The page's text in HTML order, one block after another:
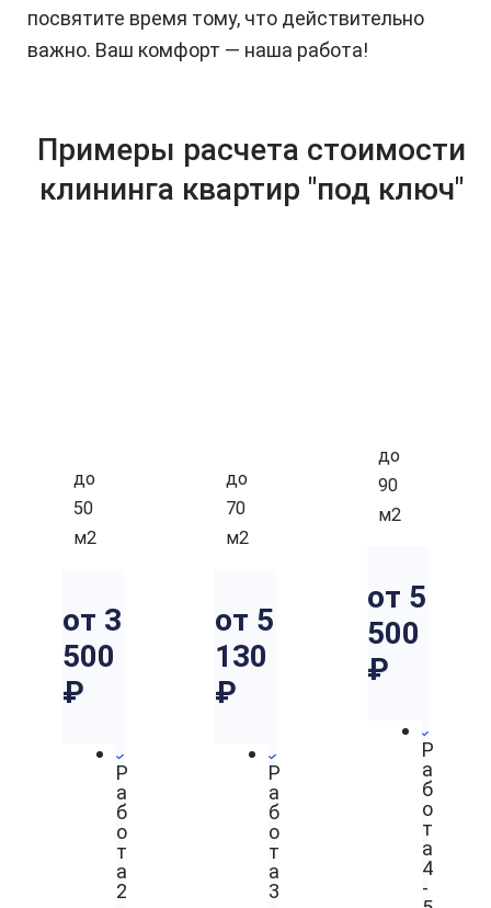
посвятите время тому, что действительно
важно. Ваш комфорт — наша работа!
Примеры расчета стоимости
клининга квартир "под ключ"
до
50
м2
от 3
500
₽
Р
а
б
о
т
а
2
до
70
м2
от 5
130
₽
Р
а
б
о
т
а
3
до
90
м2
от 5
500
₽
Р
а
б
о
т
а
4
-